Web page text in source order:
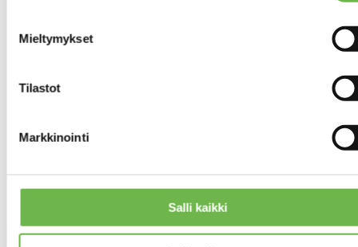
Mieltymykset
Tilastot
Markkinointi
Salli kaikki
Yhteisantenni/KTV
PINTAMATERIAALIT
rakennusmateriaali:
Betoni
KEITTIÖN KUVAUS
Keittiössä tilaa
myös